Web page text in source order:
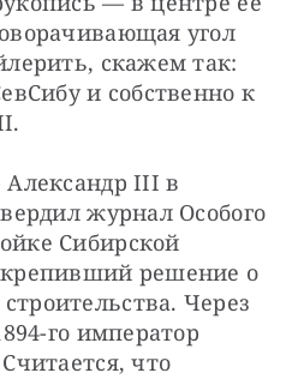
угол
скажем так:
и собственно к
Александр III в
журнал Особого
Сибирской
решение о
Через
го император
что